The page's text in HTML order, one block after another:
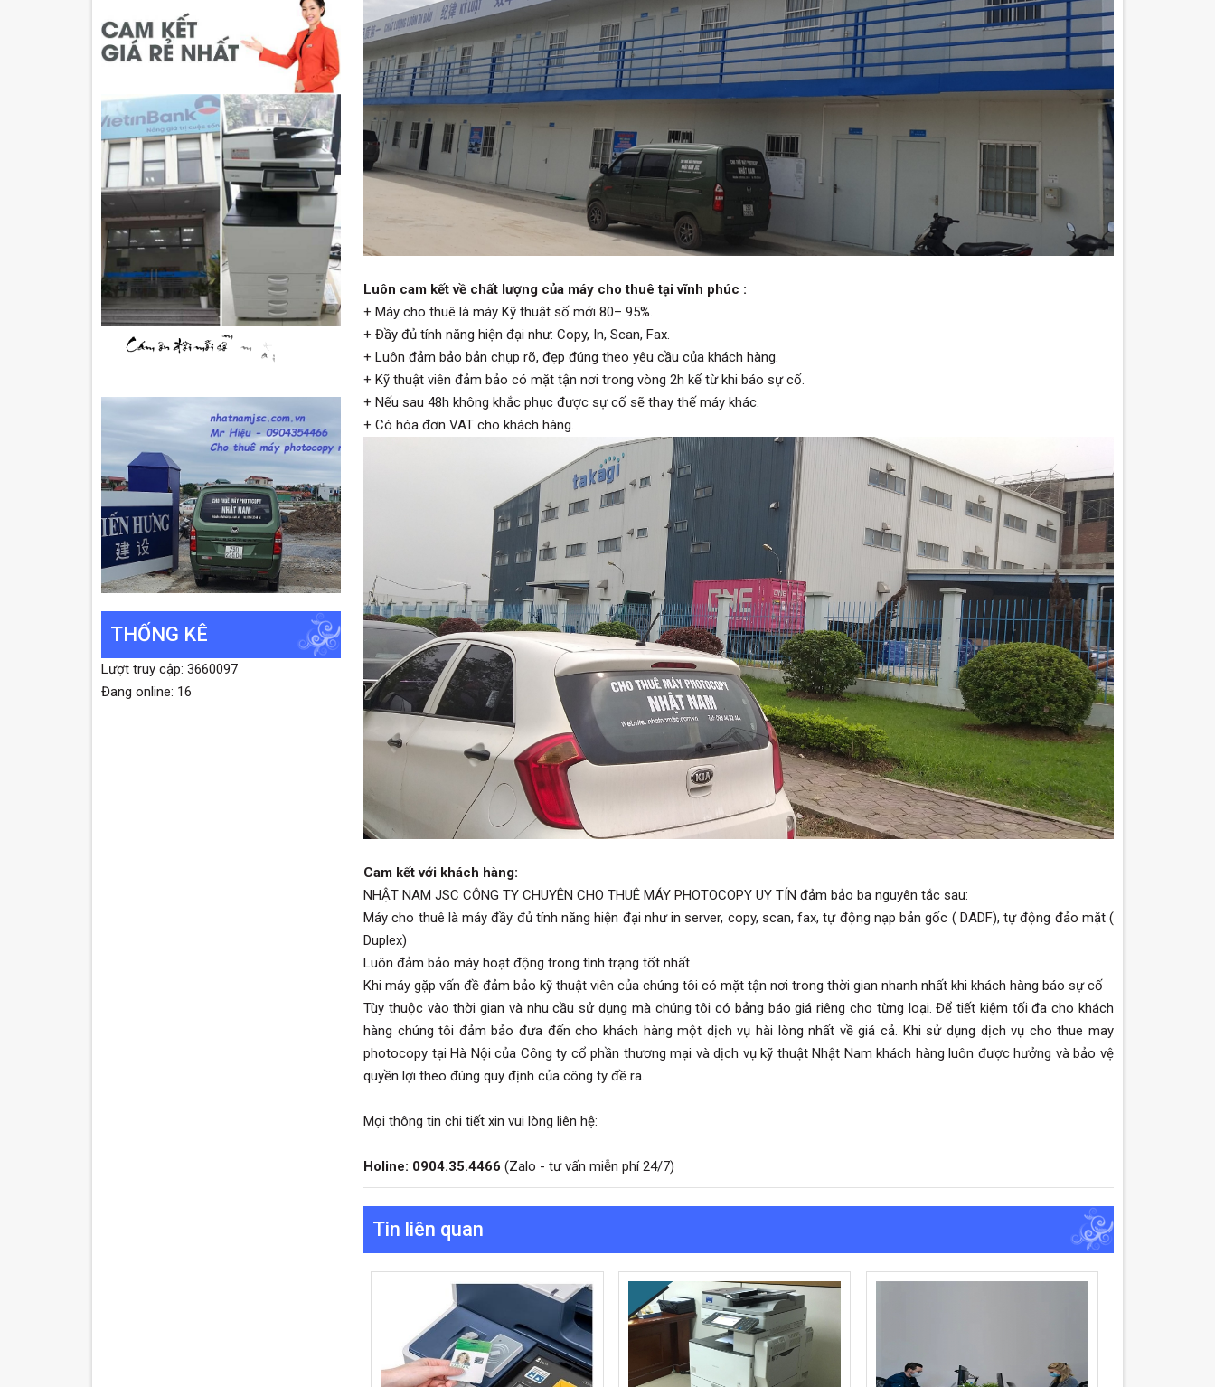
Luôn cam kết về chất lượng của máy cho thuê tại vĩnh phúc :
+ Máy cho thuê là máy Kỹ thuật số mới 80– 95%.
+ Đầy đủ tính năng hiện đại như: Copy, In, Scan, Fax.
+ Luôn đảm bảo bản chụp rõ, đẹp đúng theo yêu cầu của khách hàng.
+ Kỹ thuật viên đảm bảo có mặt tận nơi trong vòng 2h kể từ khi báo sự cố.
+ Nếu sau 48h không khắc phục được sự cố sẽ thay thế máy khác.
+ Có hóa đơn VAT cho khách hàng.
Cam kết với khách hàng:
NHẬT NAM JSC CÔNG TY CHUYÊN CHO THUÊ MÁY PHOTOCOPY UY TÍN đảm bảo ba nguyên tắc sau:
Máy cho thuê là máy đầy đủ tính năng hiện đại như in server, copy, scan, fax, tự động nạp bản gốc ( DADF), tự động đảo mặt (
Duplex)
Luôn đảm bảo máy hoạt động trong tình trạng tốt nhất
Khi máy gặp vấn đề đảm bảo kỹ thuật viên của chúng tôi có mặt tận nơi trong thời gian nhanh nhất khi khách hàng báo sự cố
Tùy thuộc vào thời gian và nhu cầu sử dụng mà chúng tôi có bảng báo giá riêng cho từng loại. Để tiết kiệm tối đa cho khách
hàng chúng tôi đảm bảo đưa đến cho khách hàng một dịch vụ hài lòng nhất về giá cả. Khi sử dụng dịch vụ cho thue may
photocopy tại Hà Nội của Công ty cổ phần thương mại và dịch vụ kỹ thuật Nhật Nam khách hàng luôn được hưởng và bảo vệ
quyền lợi theo đúng quy định của công ty đề ra.
Mọi thông tin chi tiết xin vui lòng liên hệ:
Holine: 0904.35.4466 (Zalo - tư vấn miễn phí 24/7)
Tin liên quan
THỐNG KÊ
Lượt truy cập: 3660097
Đang online: 16